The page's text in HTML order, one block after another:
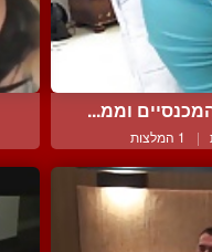
וממ...
| 1 המלצות